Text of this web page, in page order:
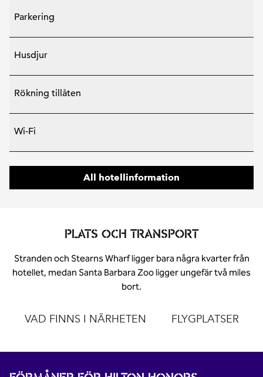
Parkering
Husdjur
Rökning tillåten
Wi-Fi
All hotellinformation
PLATS OCH TRANSPORT
Stranden och Stearns Wharf ligger bara några kvarter från
hotellet, medan Santa Barbara Zoo ligger ungefär två miles
bort.
VAD FINNS I NÄRHETEN FLYGPLATSER